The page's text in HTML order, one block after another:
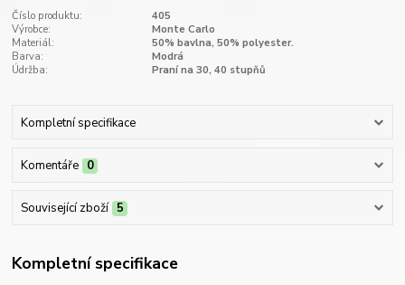
Číslo produktu:
405
Výrobce:
Monte Carlo
Materiál:
50% bavlna, 50% polyester.
Barva:
Modrá
Údržba:
Praní na 30, 40 stupňů
Kompletní specifikace
Komentáře 0
Související zboží 5
Kompletní specifikace